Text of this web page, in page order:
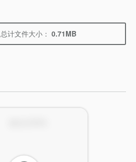
总计文件大小： 0.71MB